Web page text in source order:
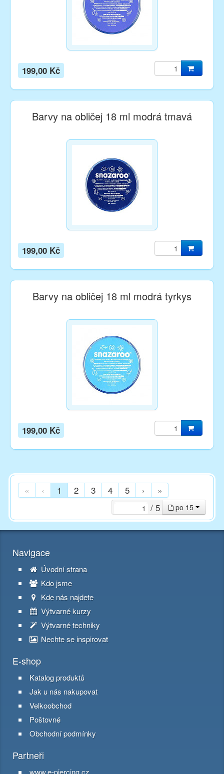
199,00 Kč
Barvy na obličej 18 ml modrá tmavá
199,00 Kč
Barvy na obličej 18 ml modrá tyrkys
199,00 Kč
« ‹ 1 2 3 4 5 › »
po 15
/ 5
Navigace
Úvodní strana
Kdo jsme
Kde nás najdete
Výtvarné kurzy
Výtvarné techniky
Nechte se inspirovat
E-shop
Katalog produktů
Jak u nás nakupovat
Velkoobchod
Poštovné
Obchodní podmínky
Partneři
www.e-piercing.cz